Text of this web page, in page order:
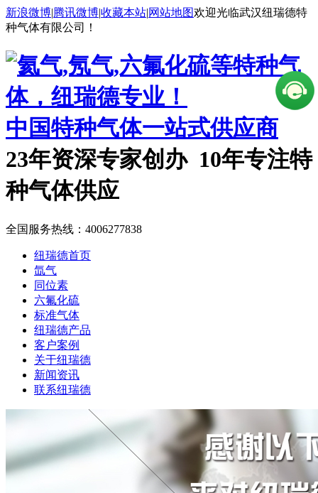
新浪微博|腾讯微博|收藏本站|网站地图欢迎光临武汉纽瑞德特
种气体有限公司！
中国特种气体一站式供应商
23年资深专家创办 10年专注特
种气体供应
全国服务热线： 4006277838
纽瑞德首页
氙气
同位素
六氟化硫
标准气体
纽瑞德产品
客户案例
关于纽瑞德
新闻资讯
联系纽瑞德